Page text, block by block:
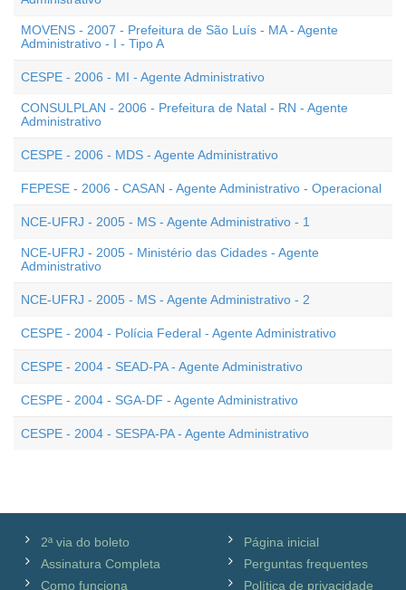
MOVENS - 2007 - Prefeitura de São Luís - MA - Agente
Administrativo - I - Tipo A
CESPE - 2006 - MI - Agente Administrativo
CONSULPLAN - 2006 - Prefeitura de Natal - RN - Agente
Administrativo
CESPE - 2006 - MDS - Agente Administrativo
FEPESE - 2006 - CASAN - Agente Administrativo - Operacional
NCE-UFRJ - 2005 - MS - Agente Administrativo - 1
NCE-UFRJ - 2005 - Ministério das Cidades - Agente
Administrativo
NCE-UFRJ - 2005 - MS - Agente Administrativo - 2
CESPE - 2004 - Polícia Federal - Agente Administrativo
CESPE - 2004 - SEAD-PA - Agente Administrativo
CESPE - 2004 - SGA-DF - Agente Administrativo
CESPE - 2004 - SESPA-PA - Agente Administrativo
2ª via do boleto
Assinatura Completa
Como funciona
Página inicial
Perguntas frequentes
Política de privacidade